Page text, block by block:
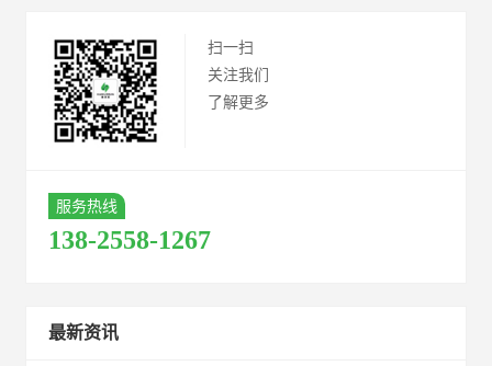
扫一扫
关注我们
了解更多
服务热线
138-2558-1267
最新资讯